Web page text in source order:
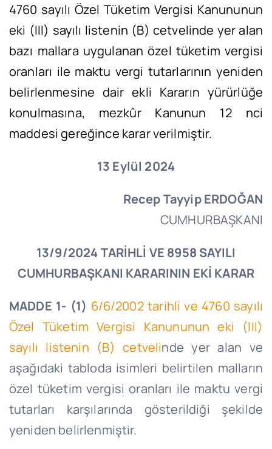
4760 sayılı Özel Tüketim Vergisi Kanununun
eki (III) sayılı listenin (B) cetvelinde yer alan
bazı mallara uygulanan özel tüketim vergisi
oranları ile maktu vergi tutarlarının yeniden
belirlenmesine dair ekli Kararın yürürlüğe
konulmasına, mezkûr Kanunun 12 nci
maddesi gereğince karar verilmiştir.
13 Eylül 2024
Recep Tayyip ERDOĞAN
CUMHURBAŞKANI
13/9/2024 TARİHLİ VE 8958 SAYILI
CUMHURBAŞKANI KARARININ EKİ KARAR
MADDE 1- (1) 6/6/2002 tarihli ve 4760 sayılı
Özel Tüketim Vergisi Kanununun eki (III)
sayılı listenin (B) cetvelinde yer alan ve
aşağıdaki tabloda isimleri belirtilen malların
özel tüketim vergisi oranları ile maktu vergi
tutarları karşılarında gösterildiği şekilde
yeniden belirlenmiştir.